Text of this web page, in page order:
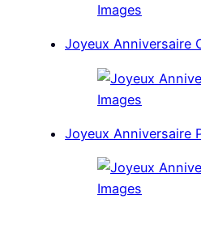
Joyeux Anniversaire
Joyeux Anniversaire